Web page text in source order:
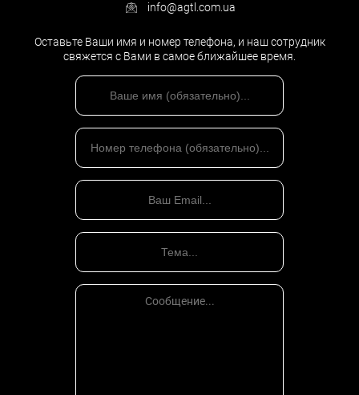
info@agtl.com.ua
Оставьте Ваши имя и номер телефона, и наш сотрудник
свяжется с Вами в самое ближайшее время.